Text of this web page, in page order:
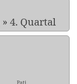
» 4. Quartal